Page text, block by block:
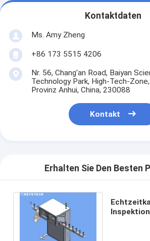
Kontaktdaten
Ms. Amy Zheng
+86 173 5515 4206
Nr. 56, Chang'an Road, Baiyan
Technology Park, High-Tech-
Provinz Anhui, China, 230088
Kontakt
Erhalten Sie Den Besten